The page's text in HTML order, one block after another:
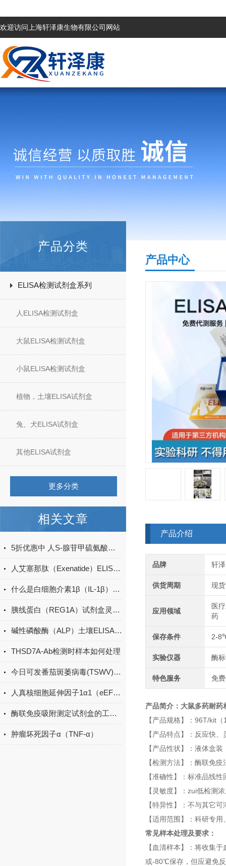
欢迎访问上海轩泽康生物有限公司网站
产品分类
ELISA检测试剂盒系列
人ELISA检测试剂盒
大鼠ELISA检测试剂盒
小鼠ELISA检测试剂盒
植物，土壤ELISA试剂盒
兔、犬ELISA试剂盒
其他ELISA试剂盒
更多分类
相关文章
5折优惠中 人S-腺苷甲硫氨酸（SAM）ELISA试剂盒
人艾塞那肽（Exenatide）ELISA试剂盒升级
什么是白细胞介素1β（IL-1β）ELISA试剂盒？
胰线蛋白（REG1A）试剂盒灵敏度
碱性磷酸酶（ALP）土壤ELISA的操作方法
THSD7A-Ab检测时样本如何处理
今日可发番茄斑萎病毒(TSWV)ELISA试剂盒＠科研
人真核细胞延伸因子1α1（eEF1α1） 酶联免疫吸附测定试剂盒
酶联免疫吸附测定试剂盒的工作原理与应用
肿瘤坏死因子α（TNF-α）
产品中心
产品介绍
品牌 轩
供货周期 现货
应用领域
医
药
保存条件 2-
实验仪器 酶
特色服务 免
产品简介： 大鼠多药耐药
【产品规格】：96T/kit
【产品特点】：反应快
【产品性状】：液体盒
【检测方法】：酶联免
【准确性】：标准品线
【灵敏度】：zui低检测
【特异性】：不与其它
【适用范围】：科研专
常见样本处理及要求：
【血清样本】：将收集
或-80℃保存，但应避免